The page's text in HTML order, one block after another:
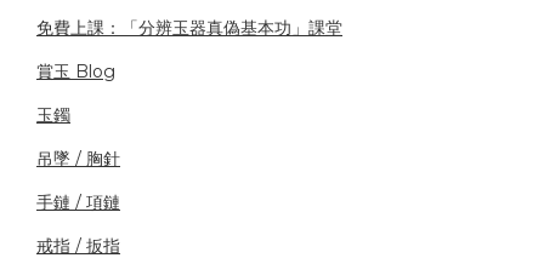
免費上課：「分辨玉器真偽基本功」課堂
賞玉 Blog
玉鐲
吊墜 / 胸針
手鏈 / 項鏈
戒指 / 扳指